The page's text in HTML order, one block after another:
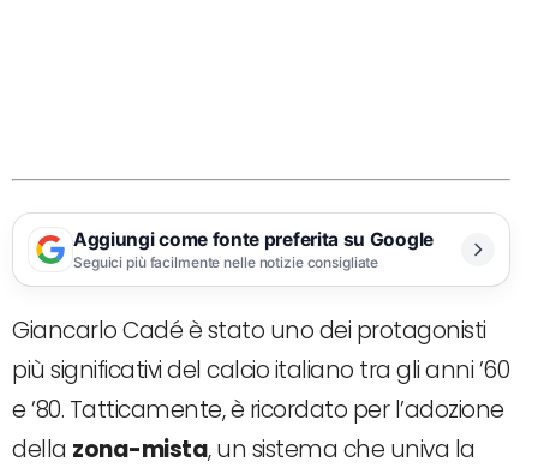
Aggiungi come fonte preferita su Google
Seguici più facilmente nelle notizie consigliate
Giancarlo Cadé è stato uno dei protagonisti
più significativi del calcio italiano tra gli anni ’60
e ’80. Tatticamente, è ricordato per l’adozione
della zona-mista, un sistema che univa la